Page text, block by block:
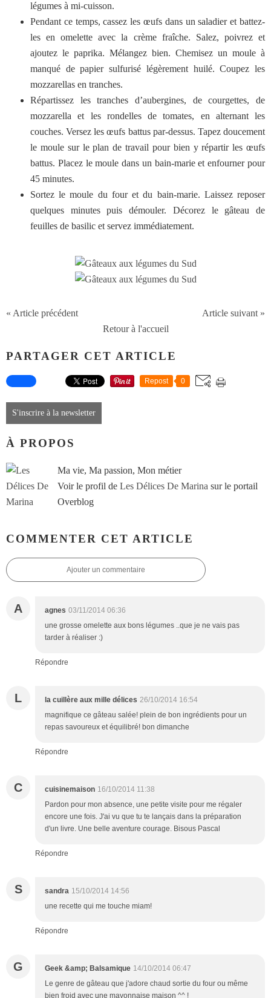
légumes à mi-cuisson.
Pendant ce temps, cassez les œufs dans un saladier et battez-
les en omelette avec la crème fraîche. Salez, poivrez et
ajoutez le paprika. Mélangez bien. Chemisez un moule à
manqué de papier sulfurisé légèrement huilé. Coupez les
mozzarellas en tranches.
Répartissez les tranches d’aubergines, de courgettes, de
mozzarella et les rondelles de tomates, en alternant les
couches. Versez les œufs battus par-dessus. Tapez doucement
le moule sur le plan de travail pour bien y répartir les œufs
battus. Placez le moule dans un bain-marie et enfourner pour
45 minutes.
Sortez le moule du four et du bain-marie. Laissez reposer
quelques minutes puis démouler. Décorez le gâteau de
feuilles de basilic et servez immédiatement.
« Article précédent
Article suivant »
Retour à l'accueil
PARTAGER CET ARTICLE
Repost 0
S'inscrire à la newsletter
À PROPOS
Ma vie, Ma passion, Mon métier
Voir le profil de Les Délices De Marina sur le portail
Overblog
COMMENTER CET ARTICLE
Ajouter un commentaire
A agnes 03/11/2014 06:36
une grosse omelette aux bons légumes ..que je ne vais pas
tarder à réaliser :)
Répondre
L la cuillère aux mille délices 26/10/2014 16:54
magnifique ce gâteau salée! plein de bon ingrédients pour un
repas savoureux et équilibré! bon dimanche
Répondre
C cuisinemaison 16/10/2014 11:38
Pardon pour mon absence, une petite visite pour me régaler
encore une fois. J'ai vu que tu te lançais dans la préparation
d'un livre. Une belle aventure courage. Bisous Pascal
Répondre
S sandra 15/10/2014 14:56
une recette qui me touche miam!
Répondre
G Geek &amp; Balsamique 14/10/2014 06:47
Le genre de gâteau que j'adore chaud sortie du four ou même
bien froid avec une mayonnaise maison ^^ !